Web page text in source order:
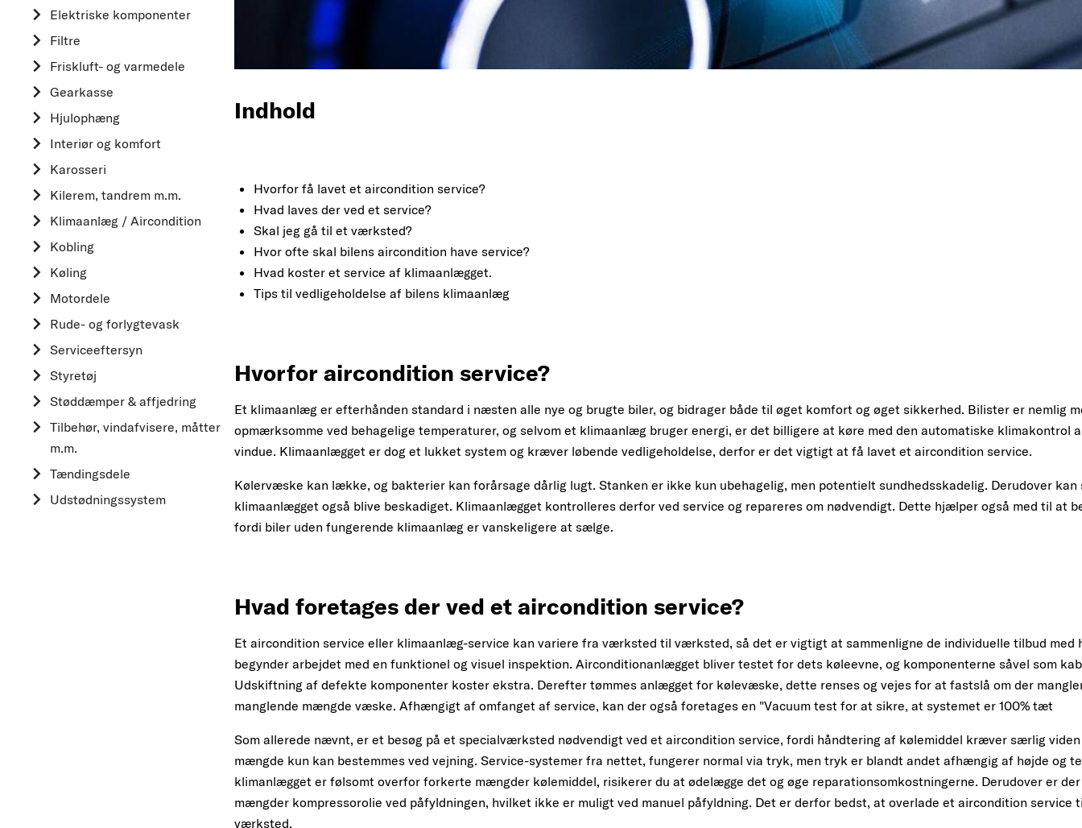
Elektriske komponenter
Filtre
Friskluft- og varmedele
Gearkasse
Hjulophæng
Interiør og komfort
Karosseri
Kilerem, tandrem m.m.
Klimaanlæg / Aircondition
Kobling
Køling
Motordele
Rude- og forlygtevask
Serviceeftersyn
Styretøj
Støddæmper & affjedring
Tilbehør, vindafvisere, måtter
m.m.
Tændingsdele
Udstødningssystem
Indhold
Hvorfor få lavet et aircondition service?
Hvad laves der ved et service?
Skal jeg gå til et værksted?
Hvor ofte skal bilens aircondition have service?
Hvad koster et service af klimaanlægget.
Tips til vedligeholdelse af bilens klimaanlæg
Hvorfor aircondition service?
Et klimaanlæg er efterhånden standard i næsten alle nye og brugte biler, og bidrager både til øget komfort og øget sikkerhed. Bilister er nemlig
opmærksomme ved behagelige temperaturer, og selvom et klimaanlæg bruger energi, er det billigere at køre med den automatiske klimakontrol
vindue. Klimaanlægget er dog et lukket system og kræver løbende vedligeholdelse, derfor er det vigtigt at få lavet et aircondition service.
Kølervæske kan lække, og bakterier kan forårsage dårlig lugt. Stanken er ikke kun ubehagelig, men potentielt sundhedsskadelig. Derudover kan
klimaanlægget også blive beskadiget. Klimaanlægget kontrolleres derfor ved service og repareres om nødvendigt. Dette hjælper også med til at
fordi biler uden fungerende klimaanlæg er vanskeligere at sælge.
Hvad foretages der ved et aircondition service?
Et aircondition service eller klimaanlæg-service kan variere fra værksted til værksted, så det er vigtigt at sammenligne de individuelle tilbud med
begynder arbejdet med en funktionel og visuel inspektion. Airconditionanlægget bliver testet for dets køleevne, og komponenterne såvel som
Udskiftning af defekte komponenter koster ekstra. Derefter tømmes anlægget for kølevæske, dette renses og vejes for at fastslå om der
manglende mængde væske. Afhængigt af omfanget af service, kan der også foretages en "Vacuum test for at sikre, at systemet er 100% tæt
Som allerede nævnt, er et besøg på et specialværksted nødvendigt ved et aircondition service, fordi håndtering af kølemiddel kræver særlig
mængde kun kan bestemmes ved vejning. Service-systemer fra nettet, fungerer normal via tryk, men tryk er blandt andet afhængig af højde og
klimanlægget er følsomt overfor forkerte mængder kølemiddel, risikerer du at ødelægge det og øge reparationsomkostningerne. Derudover er
mængder kompressorolie ved påfyldningen, hvilket ikke er muligt ved manuel påfyldning. Det er derfor bedst, at overlade et aircondition service
værksted.